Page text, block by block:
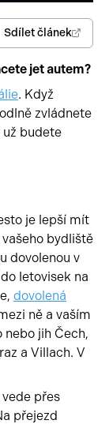
Pracovní stroje
Náhradní díly
Příslušenství
Auto a život
Videa
Sdílet článek
jet autem?
. Když
zvládnete
už budete
je lepší mít
bydliště
dovolenou v
letovisek na
dovolená
ně a vaším
nebo jih Čech,
a Villach. V
přes
přejezd